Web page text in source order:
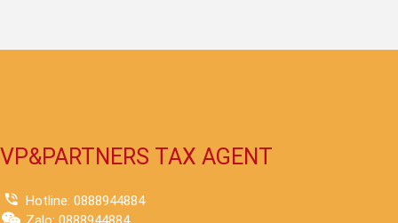
VP&PARTNERS TAX AGENT
Hotline: 0888944884